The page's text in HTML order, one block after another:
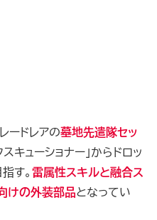
ードレアの墓地先遣隊セッ
キューショナー」からドロッ
す。 雷属性スキルと融合ス
けの外装部品となってい